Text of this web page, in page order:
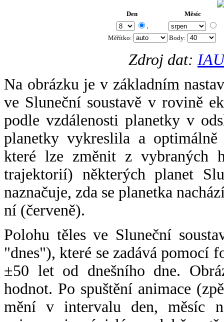
Den Měsíc
.
Měřítko: Body:
Zdroj dat:
Na obrázku je v základním
ve Sluneční soustavě v rovině
podle vzdálenosti planetky v
planetky vykreslila a
které lze změnit z vybraných
trajektorií) některých planet
naznačuje, zda se planetka
ní (červeně).
Polohu těles ve Sluneční
"dnes"), které se zadává pomocí
±50 let od dnešního dne.
hodnot. Po spuštění animace
mění v intervalu den, měsíc